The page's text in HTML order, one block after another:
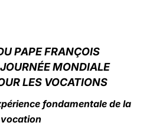
PAPE FRANÇOIS
JOURNÉE MONDIALE
LES VOCATIONS
fondamentale de la
vocation